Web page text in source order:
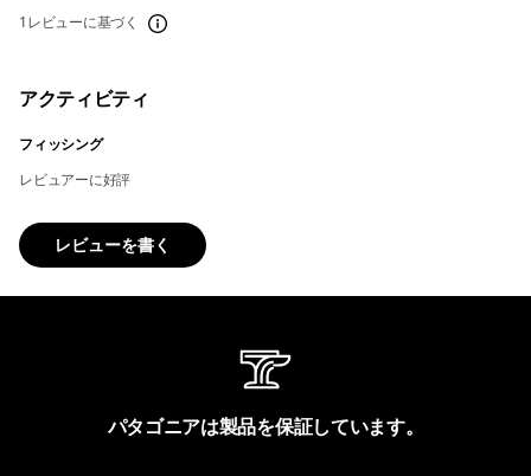
1レビューに基づく
アクティビティ
フィッシング
レビュアーに好評
レビューを書く
パタゴニアは製品を保証しています。